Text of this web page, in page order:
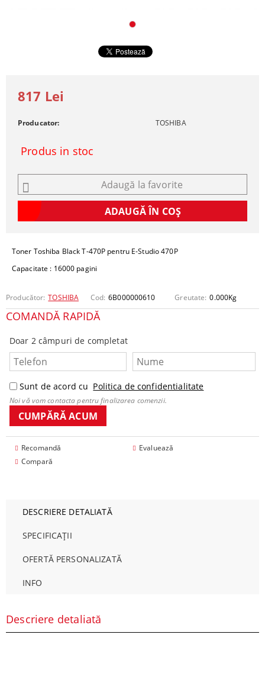
Toner Toshiba Black T-470P pentru E-Studio 470P
Capacitate : 16000 pagini
Producător: TOSHIBA Cod: 6B000000610 Greutate: 0.000Kg
COMANDĂ RAPIDĂ
Doar 2 câmpuri de completat
Sunt de acord cu Politica de confidentialitate
Noi vă vom contacta pentru finalizarea comenzii.
Recomandă
Evaluează
Compară
817 Lei
Producator: TOSHIBA
Produs in stoc
Adaugă la favorite
DESCRIERE DETALIATĂ
SPECIFICAȚII
OFERTĂ PERSONALIZATĂ
INFO
Descriere detaliată